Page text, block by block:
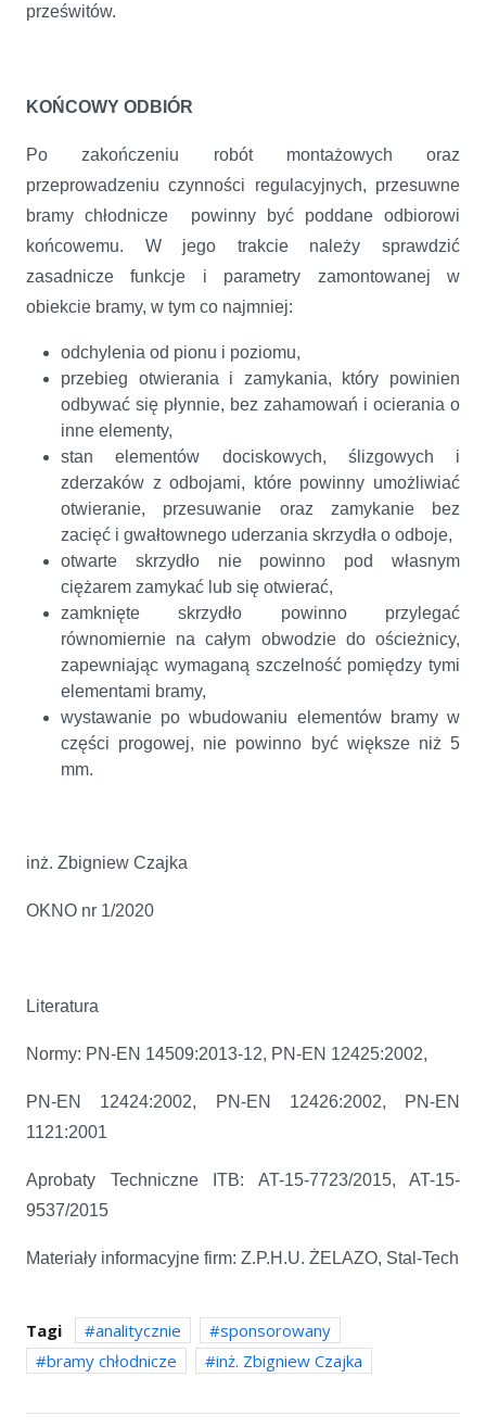
prześwitów.
KOŃCOWY ODBIÓR
Po zakończeniu robót montażowych oraz
przeprowadzeniu czynności regulacyjnych, przesuwne
bramy chłodnicze powinny być poddane odbiorowi
końcowemu. W jego trakcie należy sprawdzić
zasadnicze funkcje i parametry zamontowanej w
obiekcie bramy, w tym co najmniej:
odchylenia od pionu i poziomu,
przebieg otwierania i zamykania, który powinien
odbywać się płynnie, bez zahamowań i ocierania o
inne elementy,
stan elementów dociskowych, ślizgowych i
zderzaków z odbojami, które powinny umożliwiać
otwieranie, przesuwanie oraz zamykanie bez
zacięć i gwałtownego uderzania skrzydła o odboje,
otwarte skrzydło nie powinno pod własnym
ciężarem zamykać lub się otwierać,
zamknięte skrzydło powinno przylegać
równomiernie na całym obwodzie do ościeżnicy,
zapewniając wymaganą szczelność pomiędzy tymi
elementami bramy,
wystawanie po wbudowaniu elementów bramy w
części progowej, nie powinno być większe niż 5
mm.
inż. Zbigniew Czajka
OKNO nr 1/2020
Normy: PN-EN 14509:2013-12, PN-EN 12425:2002,
PN-EN 12424:2002, PN-EN 12426:2002, PN-EN
1121:2001
Aprobaty Techniczne ITB: AT-15-7723/2015, AT-15-
9537/2015
Materiały informacyjne firm: Z.P.H.U. ŻELAZO, Stal-Tech
Tagi analitycznie
sponsorowany
bramy chłodnicze
inż. Zbigniew Czajka